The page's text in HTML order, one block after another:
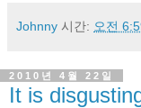
Johnny 시간: 오전
2010년 4월 22일
It is